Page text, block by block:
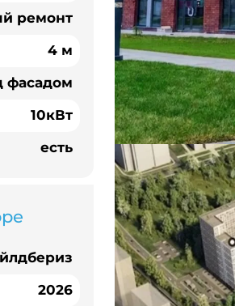
ремонт
4 м
фасадом
10кВт
есть
2026